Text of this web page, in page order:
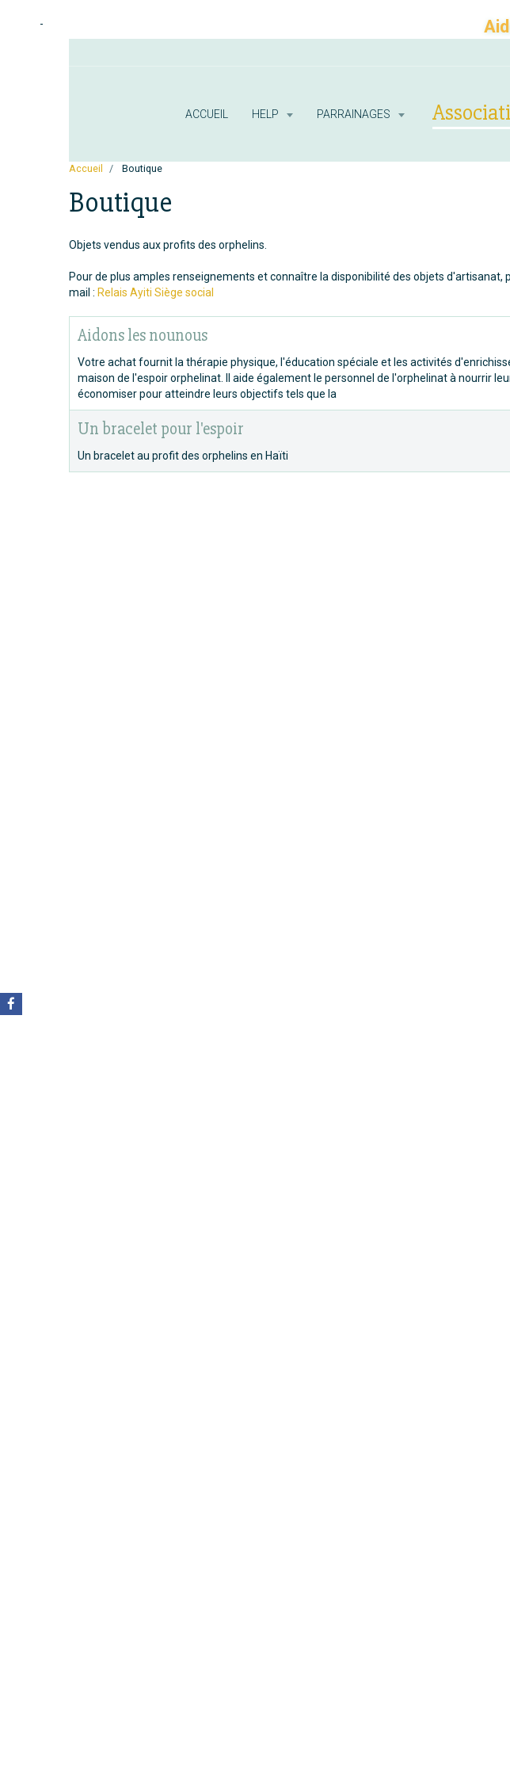
-
ACCUEIL HELP PARRAINAGES
Accueil Boutique
Boutique
Objets vendus aux profits des orphelins.
Pour de plus amples renseignements et connaître la disponibilité des objets d'artisanat,
mail : Relais Ayiti Siège social
Aidons les nounous
Votre achat fournit la thérapie physique, l'éducation spéciale et les activités
maison de l'espoir orphelinat. Il aide également le personnel de l'orphelinat à nourrir
économiser pour atteindre leurs objectifs tels que la
Un bracelet pour l'espoir
Un bracelet au profit des orphelins en Haïti